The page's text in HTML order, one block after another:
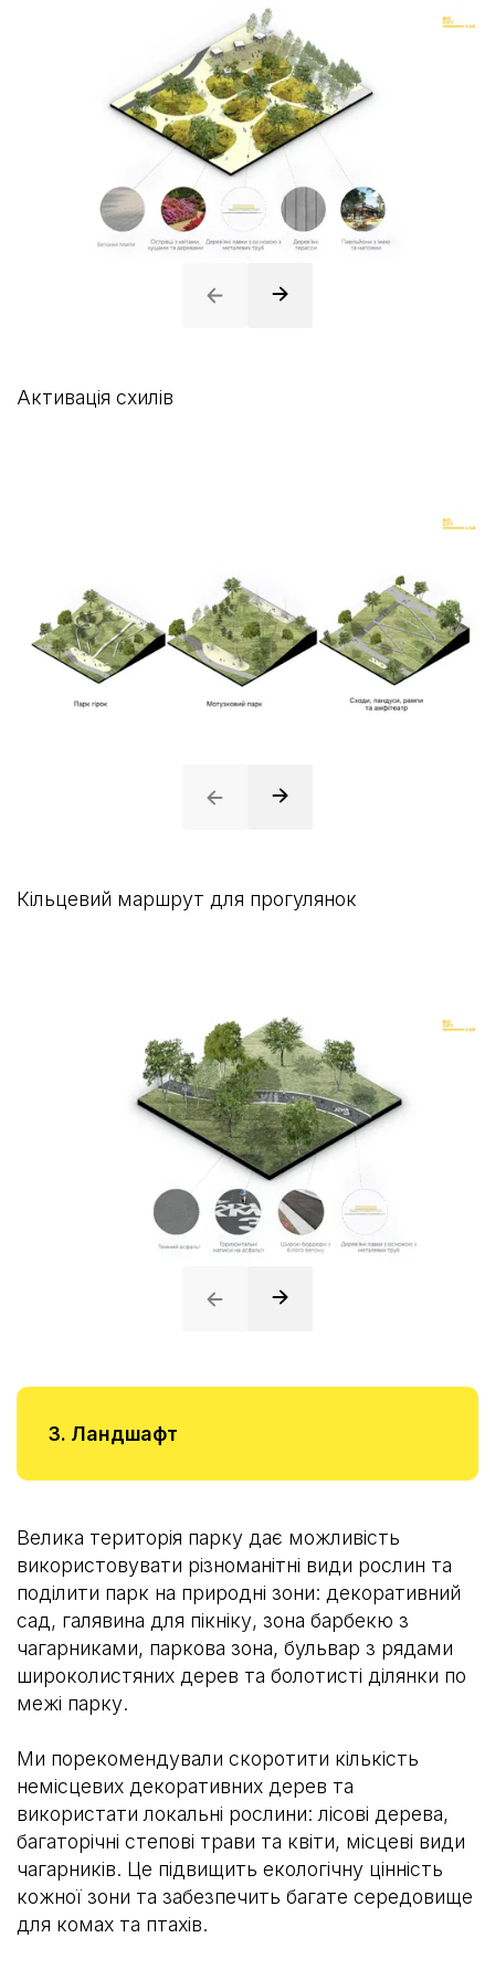
Активація схилів
Кільцевий маршрут для прогулянок
3. Ландшафт
Велика територія парку дає можливість
використовувати різноманітні види рослин та
поділити парк на природні зони: декоративний
сад, галявина для пікніку, зона барбекю з
чагарниками, паркова зона, бульвар з рядами
широколистяних дерев та болотисті ділянки по
межі парку.
Ми порекомендували скоротити кількість
немісцевих декоративних дерев та
використати локальні рослини: лісові дерева,
багаторічні степові трави та квіти, місцеві види
чагарників. Це підвищить екологічну цінність
кожної зони та забезпечить багате середовище
для комах та птахів.